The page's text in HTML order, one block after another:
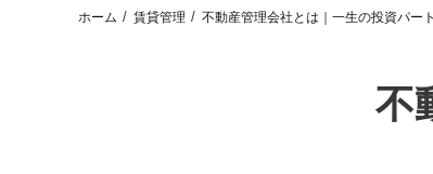
ホーム 賃貸管理 不動産管理会社とは｜一生の投資パー
不